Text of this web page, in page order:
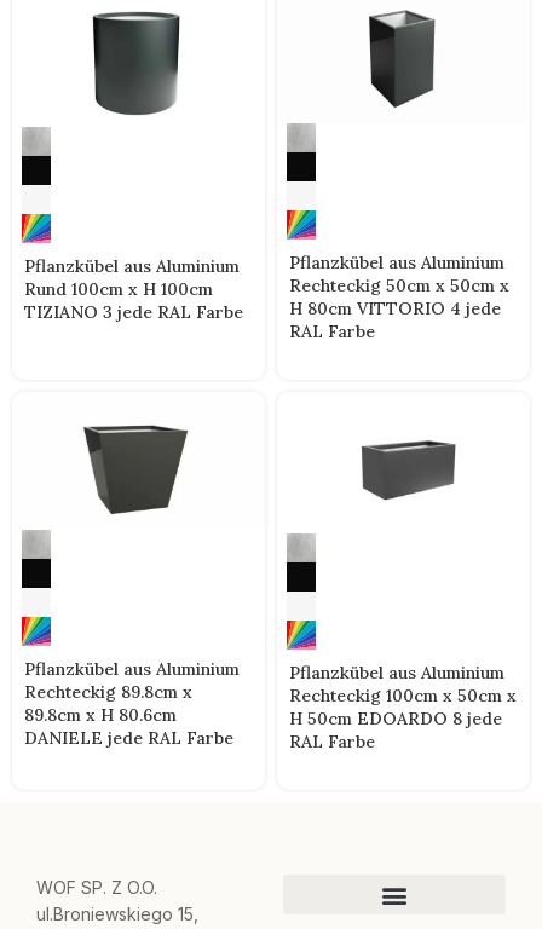
Pflanzkübel aus Aluminium
Rund 100cm x H 100cm
TIZIANO 3 jede RAL Farbe
Pflanzkübel aus Aluminium
Rechteckig 50cm x 50cm x
H 80cm VITTORIO 4 jede
RAL Farbe
Pflanzkübel aus Aluminium
Rechteckig 89.8cm x
89.8cm x H 80.6cm
DANIELE jede RAL Farbe
Pflanzkübel aus Aluminium
Rechteckig 100cm x 50cm x
H 50cm EDOARDO 8 jede
RAL Farbe
WOF SP. Z O.O.
ul.Broniewskiego 15,